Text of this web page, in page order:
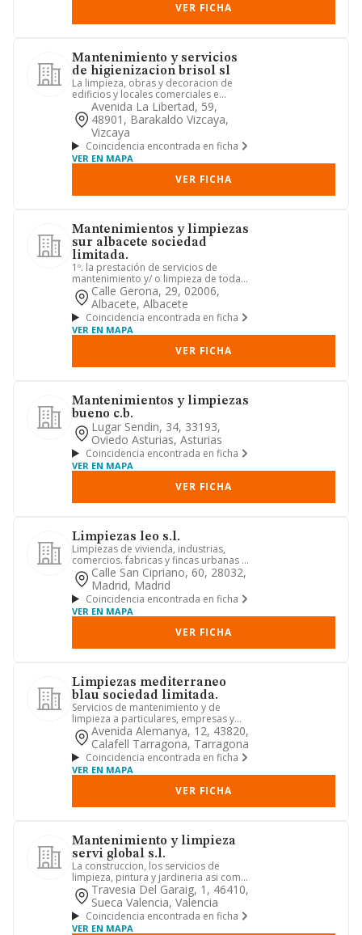
VER FICHA
Mantenimiento y servicios
de higienizacion brisol sl
La limpieza, obras y decoracion de
edificios y locales comerciales e
industriales.
Avenida La Libertad, 59,
48901, Barakaldo Vizcaya,
Vizcaya
Coincidencia encontrada en ficha
VER EN MAPA
VER FICHA
Mantenimientos y limpiezas
sur albacete sociedad
limitada.
1º. la prestación de servicios de
mantenimiento y/ o limpieza de toda
clase de inmuebles; limpiezas...
Calle Gerona, 29, 02006,
Albacete, Albacete
Coincidencia encontrada en ficha
VER EN MAPA
VER FICHA
Mantenimientos y limpiezas
bueno c.b.
Lugar Sendin, 34, 33193,
Oviedo Asturias, Asturias
Coincidencia encontrada en ficha
VER EN MAPA
VER FICHA
Limpiezas leo s.l.
Limpiezas de vivienda, industrias,
comercios. fabricas y fincas urbanas en
alquiler y en comunidade...
Calle San Cipriano, 60, 28032,
Madrid, Madrid
Coincidencia encontrada en ficha
VER EN MAPA
VER FICHA
Limpiezas mediterraneo
blau sociedad limitada.
Servicios de mantenimiento y de
limpieza a particulares, empresas y
comunidades de propietarios.
Avenida Alemanya, 12, 43820,
Calafell Tarragona, Tarragona
Coincidencia encontrada en ficha
VER EN MAPA
VER FICHA
Mantenimiento y limpieza
servi global s.l.
La construccion, los servicios de
limpieza, pintura y jardineria asi como
la urbanizacion, promocio...
Travesia Del Garaig, 1, 46410,
Sueca Valencia, Valencia
Coincidencia encontrada en ficha
VER EN MAPA